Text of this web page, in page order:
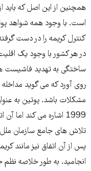
همچنین از این اصل که باید
است. با وجود همه شواهد
کنترل کریمه را در دست
در هر کشور با وجود یک
ساختگی به تهدید فاشیست
روی آورد که می گوید مداخله
مشکلات باشد. پوتین به
1999 اشاره می کند
تلاش های جامع سازمان